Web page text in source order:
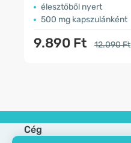
élesztőből nyert
500 mg kapszulánként
9.890 Ft 12.090 Ft
Cég